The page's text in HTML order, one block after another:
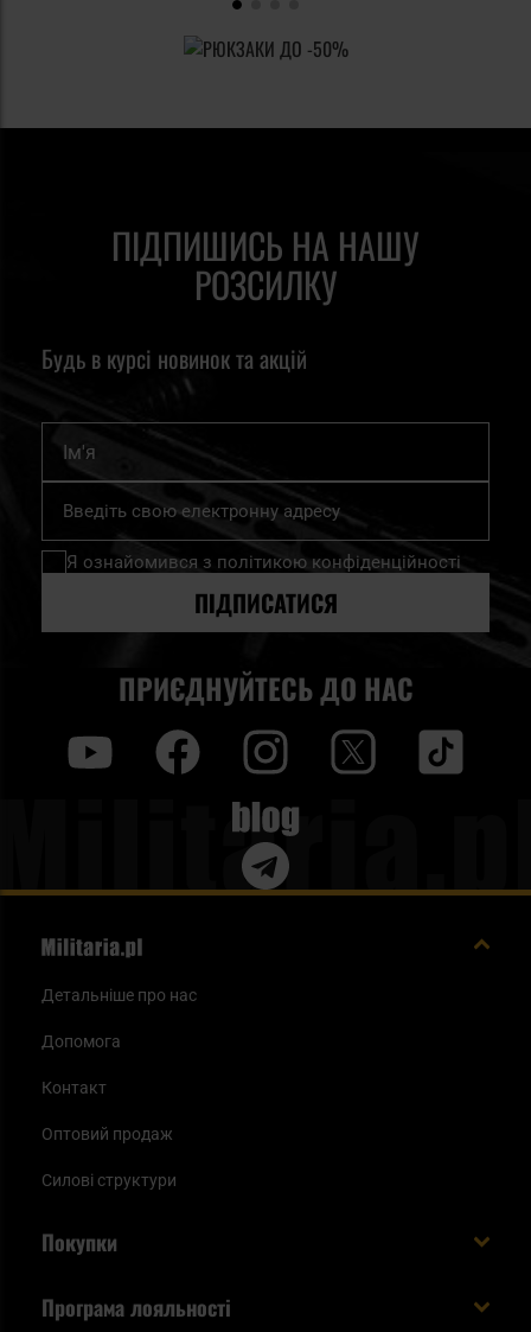
ПІДПИШИСЬ НА НАШУ
РОЗСИЛКУ
Будь в курсі новинок та акцій
Підпишіться
нашу
розсилку
Я ознайомився з політикою конфіденційності
ПІДПИСАТИСЯ
ПРИЄДНУЙТЕСЬ ДО НАС
Blog
Детальніше про нас
Допомога
Контакт
Оптовий продаж
Силові структури
Покупки
Програма лояльності